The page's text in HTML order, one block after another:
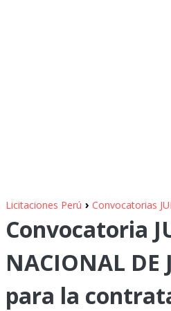
Licitaciones Perú › Convocatorias
Convocatoria
NACIONAL DE
para la